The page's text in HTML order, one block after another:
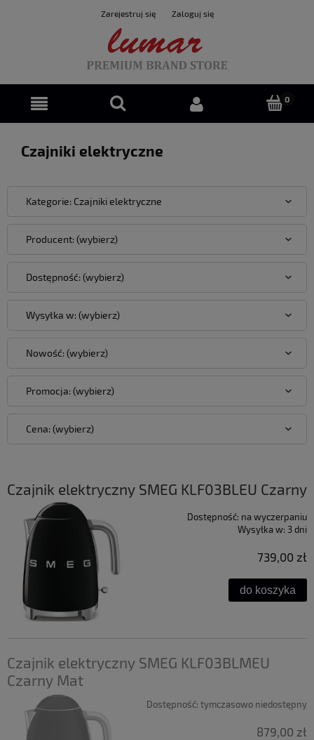
Zarejestruj się Zaloguj się
Czajniki elektryczne
Kategorie: Czajniki elektryczne
Producent: (wybierz)
Dostępność: (wybierz)
Wysyłka w: (wybierz)
Cena: (wybierz)
Nowość: (wybierz)
Promocja: (wybierz)
Czajnik elektryczny SMEG KLF03BLEU Czarny
Dostępność: na wyczerpaniu
Wysyłka w: 3 dni
739,00 zł
do koszyka
Czajnik elektryczny SMEG KLF03BLMEU
Czarny Mat
Dostępność: tymczasowo niedostępny
879,00 zł